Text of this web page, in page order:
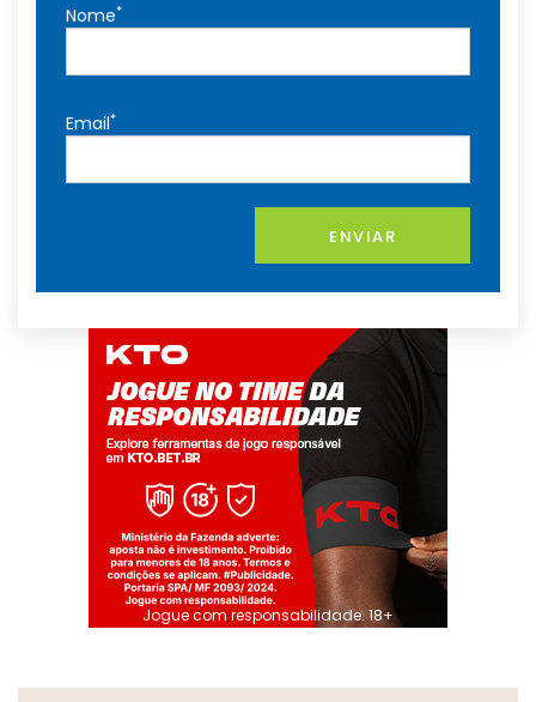
Nome*
Email*
ENVIAR
Jogue com responsabilidade. 18+